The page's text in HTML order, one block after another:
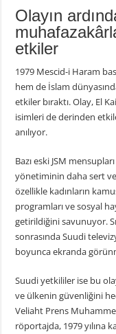
Olayın
etkiler
1979 Mescid-i Haram
hem de İslam
etkiler bıraktı. Olay, El
isimleri de derinden
anılıyor.
Bazı eski JSM
yönetiminin daha sert
özellikle kadınların
programları ve sosyal
getirildiğini savunuyor.
sonrasında Suudi
boyunca ekranda
Suudi yetkililer ise bu
ve ülkenin güvenliğini
Veliaht Prens
röportajda, 1979 yılına